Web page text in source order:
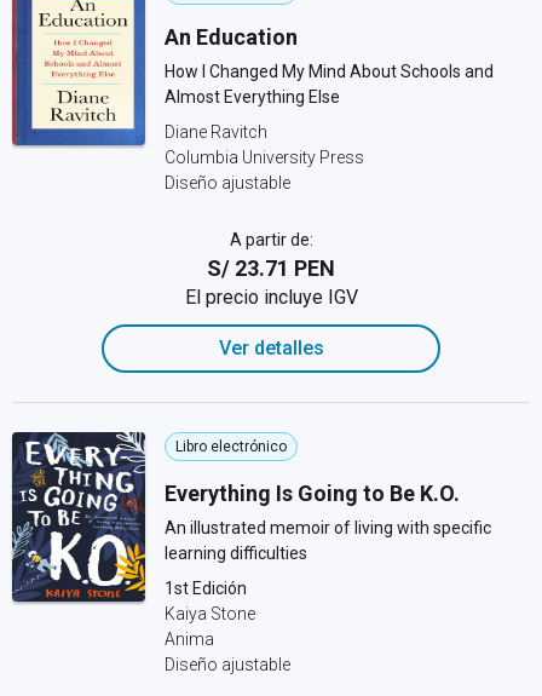
An Education
How I Changed My Mind About Schools and
Almost Everything Else
Diane Ravitch
Columbia University Press
Diseño ajustable
A partir de:
S/ 23.71 PEN
El precio incluye IGV
Ver detalles
Libro electrónico
Everything Is Going to Be K.O.
An illustrated memoir of living with specific
learning difficulties
1st Edición
Kaiya Stone
Anima
Diseño ajustable